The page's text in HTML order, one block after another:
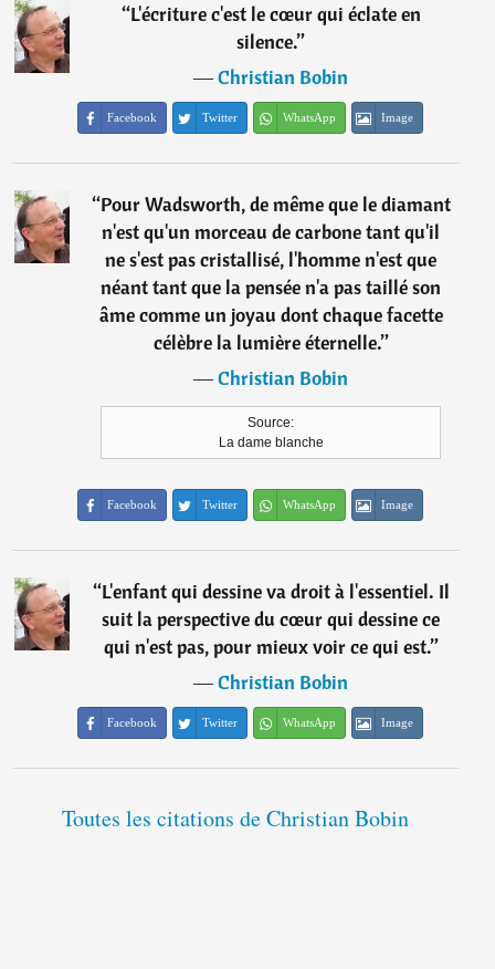
“L'écriture c'est le cœur qui éclate en
silence.”
―Christian Bobin
Facebook Twitter WhatsApp Image
“Pour Wadsworth, de même que le diamant
n'est qu'un morceau de carbone tant qu'il
ne s'est pas cristallisé, l'homme n'est que
néant tant que la pensée n'a pas taillé son
âme comme un joyau dont chaque facette
célèbre la lumière éternelle.”
―Christian Bobin
Source:
La dame blanche
Facebook Twitter WhatsApp Image
“L'enfant qui dessine va droit à l'essentiel. Il
suit la perspective du cœur qui dessine ce
qui n'est pas, pour mieux voir ce qui est.”
―Christian Bobin
Facebook Twitter WhatsApp Image
Toutes les citations de Christian Bobin